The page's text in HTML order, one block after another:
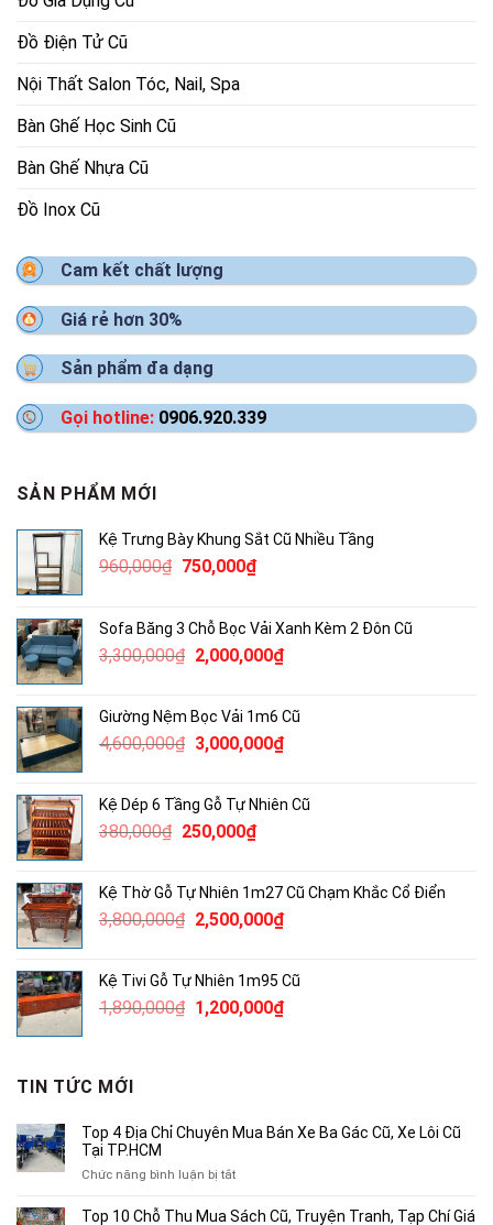
Đồ Điện Tử Cũ
Nội Thất Salon Tóc, Nail, Spa
Bàn Ghế Học Sinh Cũ
Bàn Ghế Nhựa Cũ
Đồ Inox Cũ
Cam kết chất lượng
Giá rẻ hơn 30%
Sản phẩm đa dạng
Gọi hotline: 0906.920.339
SẢN PHẨM MỚI
Kệ Trưng Bày Khung Sắt Cũ Nhiều Tầng
960,000₫ Giá
960,000₫.
750,000₫Giá
là:
750,000₫.
Sofa Băng 3 Chỗ Bọc Vải Xanh Kèm 2 Đôn Cũ
3,300,000₫ Giá
3,300,000₫.
2,000,000₫Giá
là:
2,000,000₫.
Giường Nệm Bọc Vải 1m6 Cũ
4,600,000₫ Giá
4,600,000₫.
3,000,000₫Giá
là:
Kệ Dép 6 Tầng Gỗ Tự Nhiên Cũ
380,000₫ Giá
380,000₫.
250,000₫Giá
là:
250,000₫.
Kệ Thờ Gỗ Tự Nhiên 1m27 Cũ Chạm Khắc Cổ Điển
3,800,000₫ Giá
3,800,000₫.
2,500,000₫Giá
là:
2,500,000₫.
Kệ Tivi Gỗ Tự Nhiên 1m95 Cũ
1,890,000₫ Giá
1,200,000₫Giá
TIN TỨC MỚI
Top 4 Địa Chỉ Chuyên Mua Bán Xe Ba Gác Cũ, Xe Lôi Cũ
Tại TP.HCM
Chức năng bình luận bị tắtở
4
Top 10 Chỗ Thu Mua Sách Cũ, Truyện Tranh, Tạp Chí Giá